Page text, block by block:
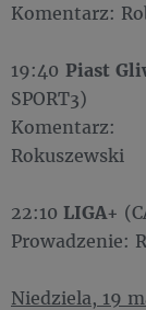
Komentarz:
19:40 Piast
SPORT3)
Rokuszewski
22:10 LIGA+
Prowadzenie:
Niedziela, 19